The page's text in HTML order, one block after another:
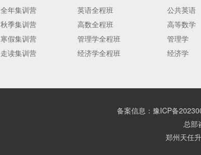
全年集训营
秋季集训营
寒假集训营
走读集训营
英语全程班
高数全程班
管理学全程班
经济学全程班
公共英语
高等数学
管理学
经济学
备案信息：豫ICP备
总部
郑州天任